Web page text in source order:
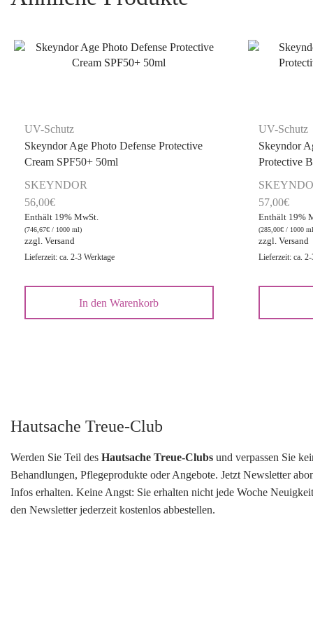
UV-Schutz
Skeyndor Age Photo Defense Protective
Cream SPF50+ 50ml
SKEYNDOR
56,00€
Enthält 19% MwSt.
(746,67€ / 1000 ml)
zzgl. Versand
Lieferzeit: ca. 2-3 Werktage
In den Warenkorb
UV-Schutz
Skeyndor
Protective
57,00€
Enthält 19%
(285,00€/ 1000
zzgl. Versand
Lieferzeit: ca. 2-
Hautsache Treue-Club
Werden Sie Teil des Hautsache Treue-Clubs und verpassen Sie
Behandlungen, Pflegeprodukte oder Angebote. Jetzt Newsletter
Infos erhalten. Keine Angst: Sie erhalten nicht jede Woche
den Newsletter jederzeit kostenlos abbestellen.